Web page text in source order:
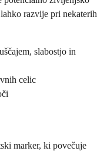
razvije pri nekaterih
slabostjo in
celic
marker, ki povečuje